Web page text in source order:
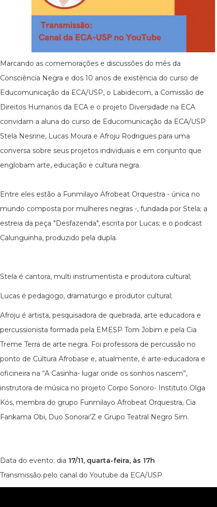
Marcando as comemorações e discussões do mês da
Consciência Negra e dos 10 anos de existência do curso de
Educomunicação da ECA/USP, o Labidecom, a Comissão de
Direitos Humanos da ECA e o projeto Diversidade na ECA
convidam a aluna do curso de Educomunicação da ECA/USP
Stela Nesrine, Lucas Moura e Afroju Rodrigues para uma
conversa sobre seus projetos individuais e em conjunto que
englobam arte, educação e cultura negra.
Entre eles estão a Funmilayo Afrobeat Orquestra - única no
mundo composta por mulheres negras -, fundada por Stela; a
estreia da peça "Desfazenda", escrita por Lucas; e o podcast
Calunguinha, produzido pela dupla.
Stela é cantora, multi instrumentista e produtora cultural;
Lucas é pedagogo, dramaturgo e produtor cultural;
Afroju é artista, pesquisadora de quebrada, arte educadora e
percussionista formada pela EMESP Tom Jobim e pela Cia
Treme Terra de arte negra. Foi professora de percussão no
ponto de Cultura Afrobase e, atualmente, é arte-educadora e
oficineira na “A Casinha- lugar onde os sonhos nascem”,
instrutora de música no projeto Corpo Sonoro- Instituto Olga
Kós, membra do grupo Funmilayo Afrobeat Orquestra, Cia
Fankama Obi, Duo Sonorai'Z e Grupo Teatral Negro Sim.
Data do evento: dia 17/11, quarta-feira, às 17h
Transmissão pelo canal do Youtube da ECA/USP